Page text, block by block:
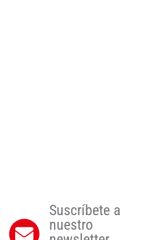
Suscríbete a
nuestro